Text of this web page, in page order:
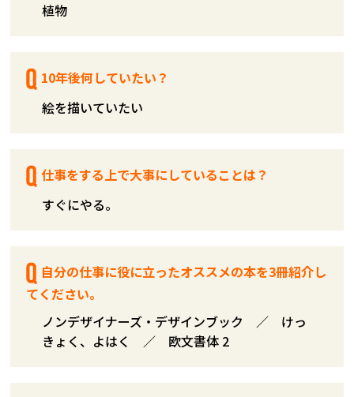
植物
10年後何していたい？
絵を描いていたい
仕事をする上で大事にしていることは？
すぐにやる。
自分の仕事に役に立ったオススメの本を3冊紹介し
てください。
ノンデザイナーズ・デザインブック ／ けっ
きょく、よはく ／ 欧文書体 2